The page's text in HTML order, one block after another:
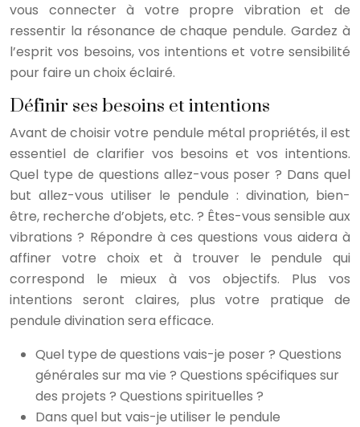
vous connecter à votre propre vibration et de
ressentir la résonance de chaque pendule. Gardez à
l’esprit vos besoins, vos intentions et votre sensibilité
pour faire un choix éclairé.
Définir ses besoins et intentions
Avant de choisir votre pendule métal propriétés, il est
essentiel de clarifier vos besoins et vos intentions.
Quel type de questions allez-vous poser ? Dans quel
but allez-vous utiliser le pendule : divination, bien-
être, recherche d’objets, etc. ? Êtes-vous sensible aux
vibrations ? Répondre à ces questions vous aidera à
affiner votre choix et à trouver le pendule qui
correspond le mieux à vos objectifs. Plus vos
intentions seront claires, plus votre pratique de
pendule divination sera efficace.
Quel type de questions vais-je poser ? Questions
générales sur ma vie ? Questions spécifiques sur
des projets ? Questions spirituelles ?
Dans quel but vais-je utiliser le pendule